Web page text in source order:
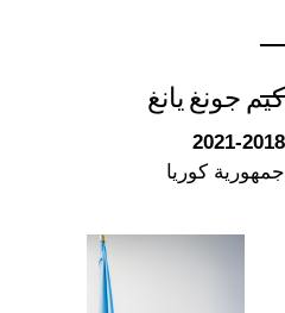
كيم جونغ يانغ
2021-2018
جمهورية كوريا